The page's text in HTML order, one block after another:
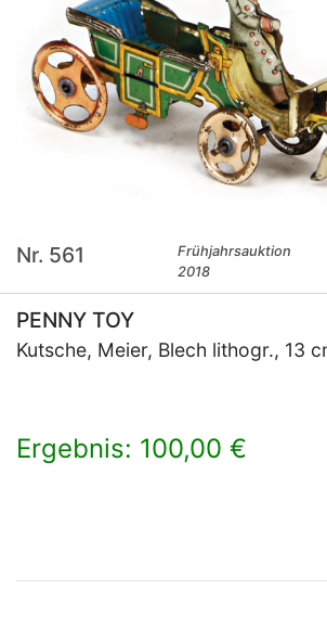
Nr. 561
Frühjahrsauktion
2018
PENNY TOY
Kutsche, Meier, Blech lithogr., 13
Ergebnis: 100,00 €